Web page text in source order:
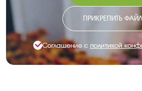
ПРИКРЕПИТЬ ФАЙЛ
Соглашение с политикой